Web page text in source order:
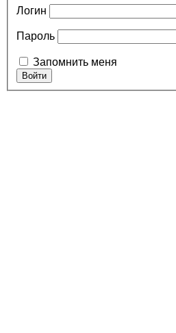
Логин
Пароль
Запомнить меня